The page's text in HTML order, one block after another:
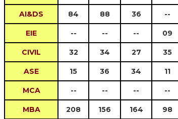
AI&DS 84 88 36 --
EIE -- -- -- 09
CIVIL 32 34 27 35
ASE 15 36 34 11
MCA -- -- -- --
MBA 208 156 164 98